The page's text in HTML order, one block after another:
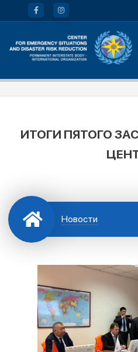
ИТОГИ ПЯТОГО
Новости